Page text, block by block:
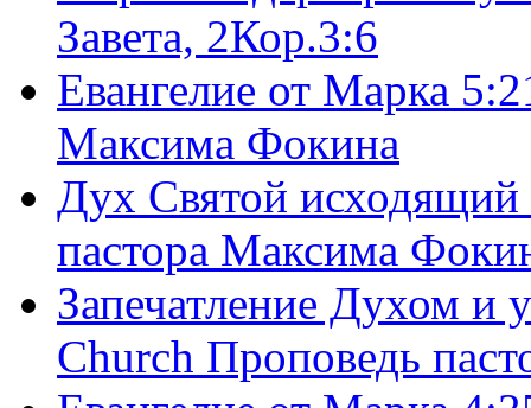
Завета, 2Кор.3:6
Евангелие от Марка
Максима Фокина
Дух Святой
пастора Максима
Запечатление Духом и
Church Проповедь